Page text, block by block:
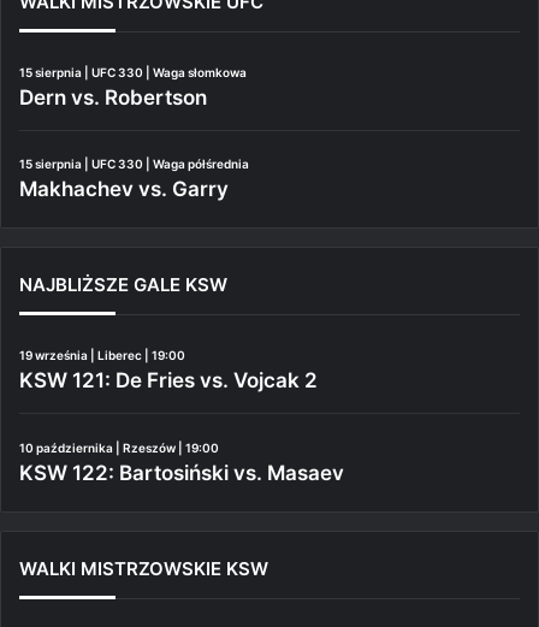
15 sierpnia | UFC 330 | Waga słomkowa
Dern vs. Robertson
15 sierpnia | UFC 330 | Waga półśrednia
Makhachev vs. Garry
NAJBLIŻSZE GALE KSW
19 września | Liberec | 19:00
KSW 121: De Fries vs. Vojcak 2
10 października | Rzeszów | 19:00
KSW 122: Bartosiński vs. Masaev
WALKI MISTRZOWSKIE KSW